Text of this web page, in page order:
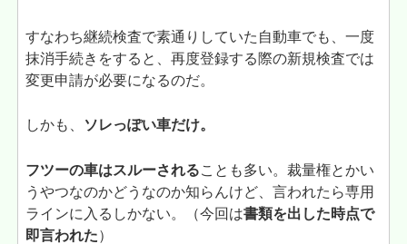
すなわち継続検査で素通りしていた自動車でも、一度
抹消手続きをすると、再度登録する際の新規検査では
変更申請が必要になるのだ。
しかも、 ソレっぽい車だけ。
フツーの車はスルーされることも多い。裁量権とかい
うやつなのかどうなのか知らんけど、言われたら専用
ラインに入るしかない。（今回は書類を出した時点で
即言われた）